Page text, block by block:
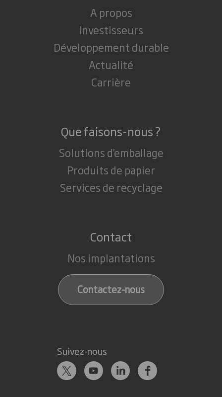
A propos
Investisseurs
Développement durable
Actualité
Carrière
Que faisons-nous ?
Solutions d'emballage
Produits de papier
Services de recyclage
Contact
Nos implantations
Contactez-nous
Suivez-nous